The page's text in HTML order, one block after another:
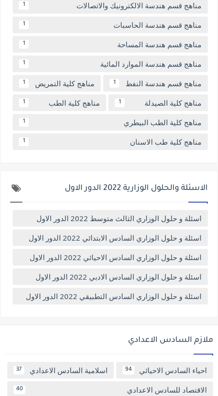
مناهج قسم هندسة الالكترونيك والاتصالات 1
مناهج قسم هندسة الحاسبات 1
مناهج قسم هندسة المساحة 1
مناهج قسم هندسة الموارد المائية 1
مناهج قسم هندسة النفط 1 مناهج كلية التمريض 1
مناهج كلية الصيدلة 1 مناهج كلية الطب 1
مناهج كلية الطب البيطري 1
مناهج كلية طب الاسنان 1
الاسئلة والحلول الوزارية 2022 الدور الاول
اسئلة و حلول الوزاري الثالث متوسط 2022 الدور الاول
اسئلة و حلول الوزاري السادس الابتدائي 2022 الدور الاول
اسئلة و حلول الوزاري السادس الاحيائي 2022 الدور الاول
اسئلة و حلول الوزاري السادس الادبي 2022 الدور الاول
اسئلة و حلول الوزاري السادس التطبيقي 2022 الدور الاول
ملازم السادس الاعدادي
احياء السادس الاحيائي 94 اسلامية السادس الاعدادي 37
الاقتصاد للسادس الاعدادي 40